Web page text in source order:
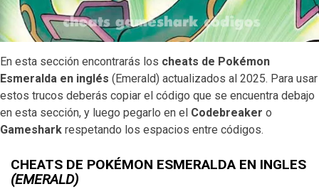
En esta sección encontrarás los cheats de Pokémon
Esmeralda en inglés (Emerald) actualizados al 2025. Para usar
estos trucos deberás copiar el código que se encuentra debajo
en esta sección, y luego pegarlo en el Codebreaker o
Gameshark respetando los espacios entre códigos.
CHEATS DE POKÉMON ESMERALDA EN INGLES
(EMERALD)